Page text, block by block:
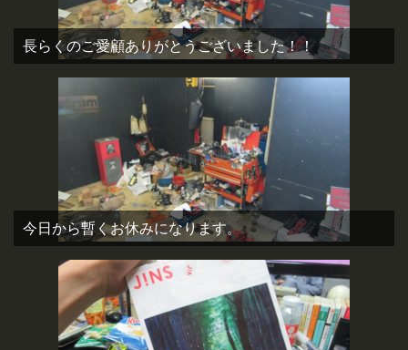
長らくのご愛顧ありがとうございました！！
今日から暫くお休みになります。